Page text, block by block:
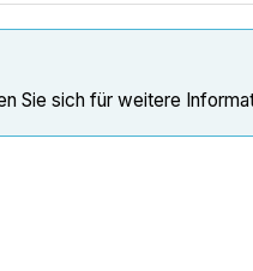
Sie sich für weitere